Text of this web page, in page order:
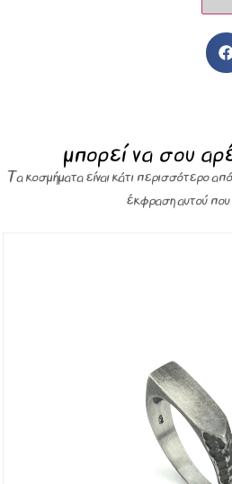
μπορεί να σου
Τα κοσμήματα είναι κάτι περισσότερο
έκφραση αυτού